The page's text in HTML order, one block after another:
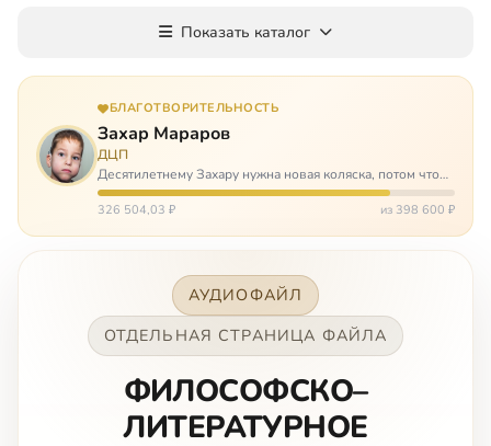
Показать каталог
БЛАГОТВОРИТЕЛЬНОСТЬ
Захар Мараров
ДЦП
Десятилетнему Захару нужна новая коляска, потом что
старая сломалась. А без коляски он не сможет не только
просто выходить из дома, но и продолжать лечение в
326 504,03 ₽ из 398 600 ₽
АУДИОФАЙЛ
ОТДЕЛЬНАЯ СТРАНИЦА ФАЙЛА
ФИЛОСОФСКО–
ЛИТЕРАТУРНОЕ